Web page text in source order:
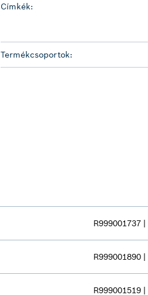
Címkék:
Termékcsoportok:
R999001737 |
R999001890 |
R999001519 |